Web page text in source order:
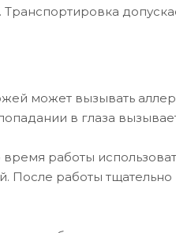
может вызывать
в глаза
работы
После работы